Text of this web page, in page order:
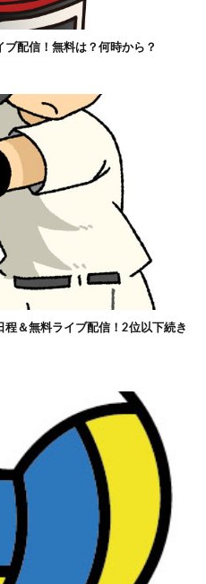
配信！無料は？何時から？
程＆無料ライブ配信！2位以下続き